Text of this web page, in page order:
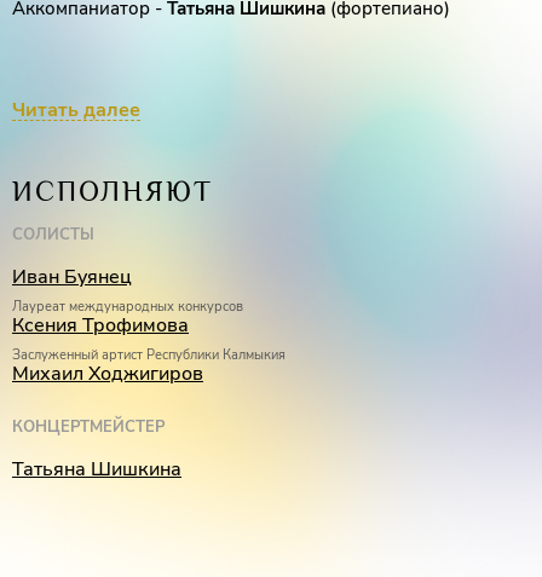
Аккомпаниатор - Татьяна Шишкина (фортепиано)
Читать далее
ИСПОЛНЯЮТ
СОЛИСТЫ
Иван Буянец
Лауреат международных конкурсов
Ксения Трофимова
Заслуженный артист Республики Калмыкия
Михаил Ходжигиров
КОНЦЕРТМЕЙСТЕР
Татьяна Шишкина